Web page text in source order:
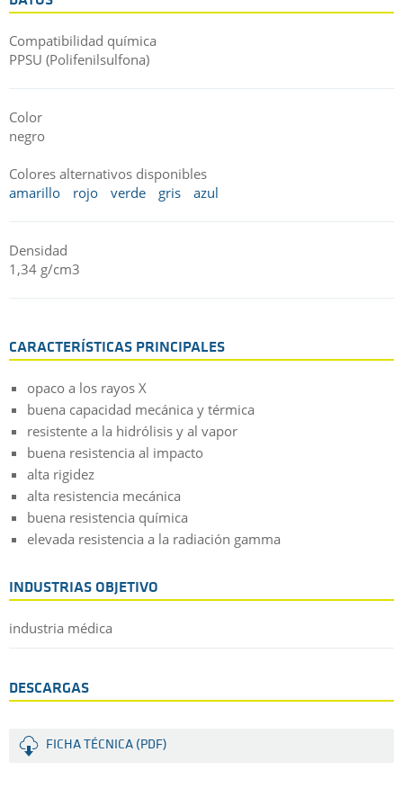
Compatibilidad química
PPSU (Polifenilsulfona)
Color
negro
Colores alternativos disponibles
amarillo
rojo verde gris azul
Densidad
1,34 g/cm3
CARACTERÍSTICAS PRINCIPALES
opaco a los rayos X
buena capacidad mecánica y térmica
resistente a la hidrólisis y al vapor
buena resistencia al impacto
alta rigidez
alta resistencia mecánica
buena resistencia química
elevada resistencia a la radiación gamma
INDUSTRIAS OBJETIVO
industria médica
DESCARGAS
FICHA TÉCNICA (PDF)